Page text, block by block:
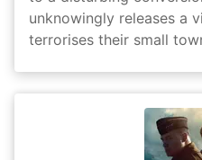
unknowingly releases a
terrorises their small